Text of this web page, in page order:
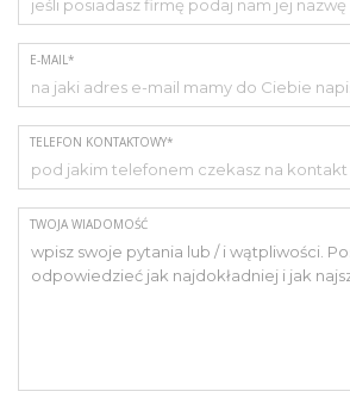
E-MAIL*
TELEFON KONTAKTOWY*
TWOJA WIADOMOŚĆ